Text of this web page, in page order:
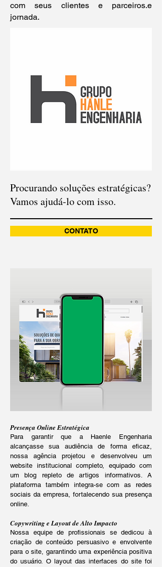
com seus clientes e parceiros.e
jornada.
Procurando soluções estratégicas?
Vamos ajudá-lo com isso.
CONTATO
Presença Online Estratégica
Para garantir que a Haenle Engenharia
alcançasse sua audiência de forma eficaz,
nossa agência projetou e desenvolveu um
website institucional completo, equipado com
um blog repleto de artigos informativos. A
plataforma também integra-se com as redes
sociais da empresa, fortalecendo sua presença
online.
Copywriting e Layout de Alto Impacto
Nossa equipe de profissionais se dedicou à
criação de conteúdo persuasivo e envolvente
para o site, garantindo uma experiência positiva
do usuário. O layout das interfaces do site foi